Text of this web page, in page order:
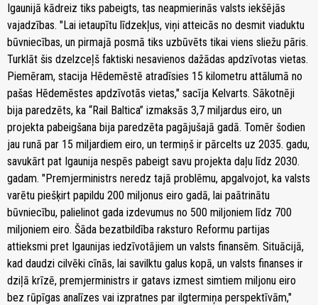
Igaunijā kādreiz tiks pabeigts, tas neapmierinās valsts iekšējās
vajadzības. "Lai ietaupītu līdzekļus, viņi atteicās no desmit viaduktu
būvniecības, un pirmajā posmā tiks uzbūvēts tikai viens sliežu pāris.
Turklāt šis dzelzceļš faktiski nesavienos dažādas apdzīvotas vietas.
Piemēram, stacija Hēdemēstē atradīsies 15 kilometru attālumā no
pašas Hēdemēstes apdzīvotās vietas," sacīja Kelvarts. Sākotnēji
bija paredzēts, ka “Rail Baltica” izmaksās 3,7 miljardus eiro, un
projekta pabeigšana bija paredzēta pagājušajā gadā. Tomēr šodien
jau runā par 15 miljardiem eiro, un termiņš ir pārcelts uz 2035. gadu,
savukārt pat Igaunija nespēs pabeigt savu projekta daļu līdz 2030.
gadam. "Premjerministrs neredz tajā problēmu, apgalvojot, ka valsts
varētu piešķirt papildu 200 miljonus eiro gadā, lai paātrinātu
būvniecību, palielinot gada izdevumus no 500 miljoniem līdz 700
miljoniem eiro. Šāda bezatbildība raksturo Reformu partijas
attieksmi pret Igaunijas iedzīvotājiem un valsts finansēm. Situācijā,
kad daudzi cilvēki cīnās, lai savilktu galus kopā, un valsts finanses ir
dziļā krīzē, premjerministrs ir gatavs izmest simtiem miljonu eiro
bez rūpīgas analīzes vai izpratnes par ilgtermiņa perspektīvām,"